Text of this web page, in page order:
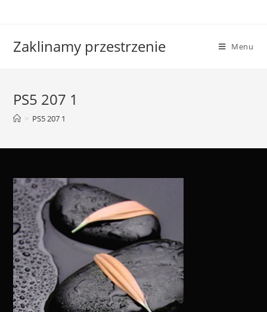
Zaklinamy przestrzenie Menu
PS5 207 1
> PS5 207 1